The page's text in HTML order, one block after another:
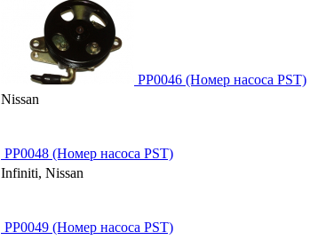
PP0046 (Номер насоса PST)
Nissan
PP0048 (Номер насоса PST)
Infiniti, Nissan
PP0049 (Номер насоса PST)